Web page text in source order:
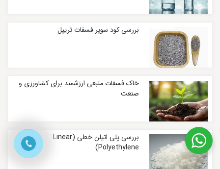
بررسی کود سوپر فسفات تریپل
خاک فسفات منبعی ارزشمند برای کشاورزی و
صنعت
بررسی پلی اتیلن خطی (Linear
Polyethylene)